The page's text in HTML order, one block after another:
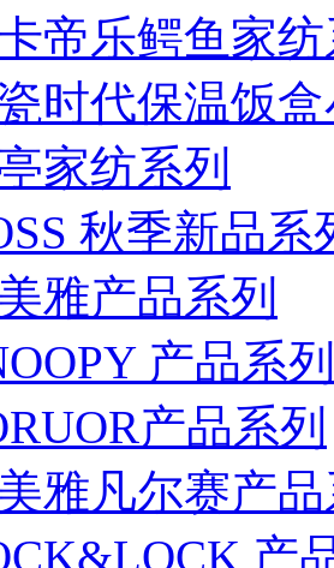
帝乐鳄鱼家
时代保温饭
家纺系列
秋季新品系
雅产品系列
产品系列
产品系列
雅凡尔赛产
产